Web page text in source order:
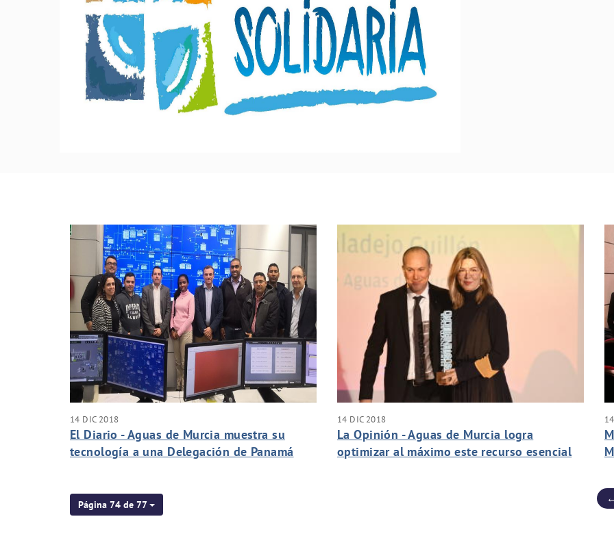
14 DIC 2018
El Diario - Aguas de Murcia muestra su
tecnología a una Delegación de Panamá
14 DIC 2018
La Opinión - Aguas de Murcia logra
optimizar al máximo este recurso esencial
Página 74 de 77